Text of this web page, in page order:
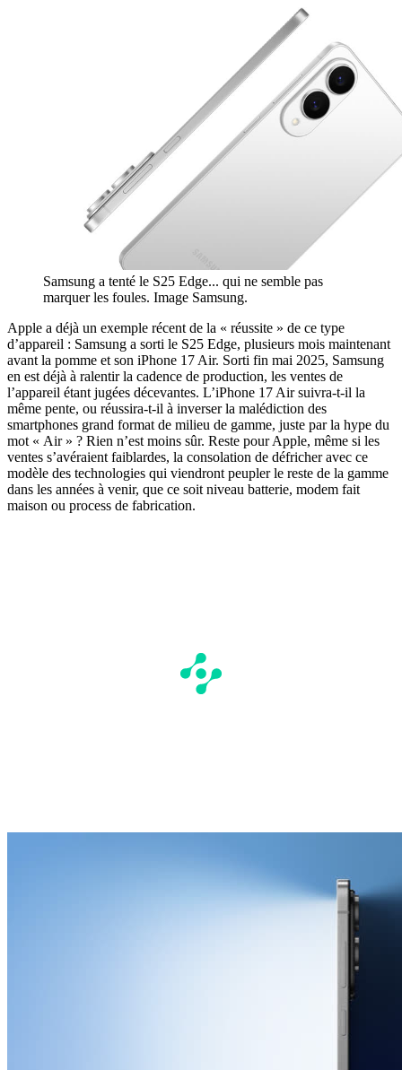
Samsung a tenté le S25 Edge... qui ne semble pas
marquer les foules. Image Samsung.
Apple a déjà un exemple récent de la « réussite » de ce type
d’appareil : Samsung a sorti le S25 Edge, plusieurs mois maintenant
avant la pomme et son iPhone 17 Air. Sorti fin mai 2025, Samsung
en est déjà à ralentir la cadence de production, les ventes de
l’appareil étant jugées décevantes. L’iPhone 17 Air suivra-t-il la
même pente, ou réussira-t-il à inverser la malédiction des
smartphones grand format de milieu de gamme, juste par la hype du
mot « Air » ? Rien n’est moins sûr. Reste pour Apple, même si les
ventes s’avéraient faiblardes, la consolation de défricher avec ce
modèle des technologies qui viendront peupler le reste de la gamme
dans les années à venir, que ce soit niveau batterie, modem fait
maison ou process de fabrication.